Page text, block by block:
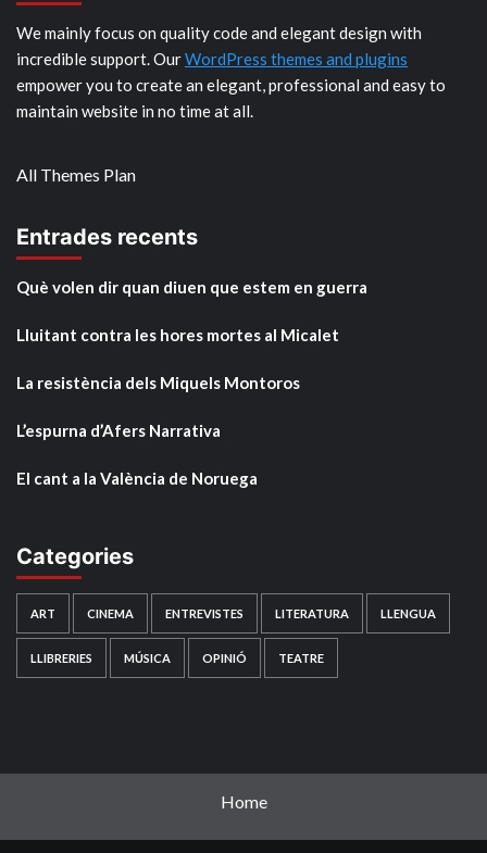
We mainly focus on quality code and elegant design with
incredible support. OurWordPress themes and plugins
empower you to create an elegant, professional and easy to
maintain website in no time at all.
All Themes Plan
Entrades recents
Què volen dir quan diuen que estem en guerra
Lluitant contra les hores mortes al Micalet
La resistència dels Miquels Montoros
L’espurna d’Afers Narrativa
El cant a la València de Noruega
Categories
ART CINEMA ENTREVISTES LITERATURA LLENGUA
LLIBRERIES MÚSICA OPINIÓ TEATRE
Home